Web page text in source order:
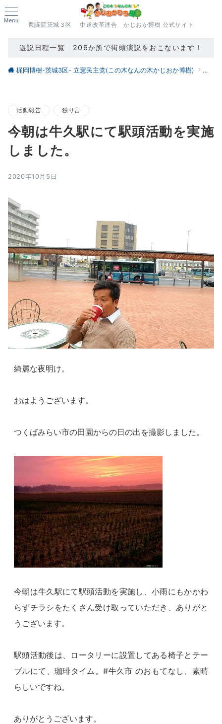
Menu
衆議院茨城３区 中道改革連合 かじおか博樹 公式サイト
遊説日程一覧 206か所で街頭演説をおこないます！
梶岡博樹-茨城3区- 立憲民主党(この木なんの木かじおか博樹) ブロ
活動報告 独り言
今朝は牛久駅にて駅頭活動を実施
しました。
2020年10月5日
綺麗な夜明け。
おはようございます。
つくばみらい市の田園からの日の出を撮影しました。
今朝は牛久駅にて駅頭活動を実施し、小雨にもかかわ
らずチラシをたくさん受け取っていただき、ありがと
うございます。
駅頭活動後は、ロータリーに設置してある椅子とテー
ブルにて、珈琲タイム。#牛久市 のおもてなし、素晴
らしいですね。
ありがとうございます。